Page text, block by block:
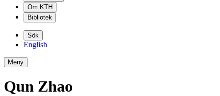
Om KTH
Bibliotek
Sök
English
Meny
Qun Zhao